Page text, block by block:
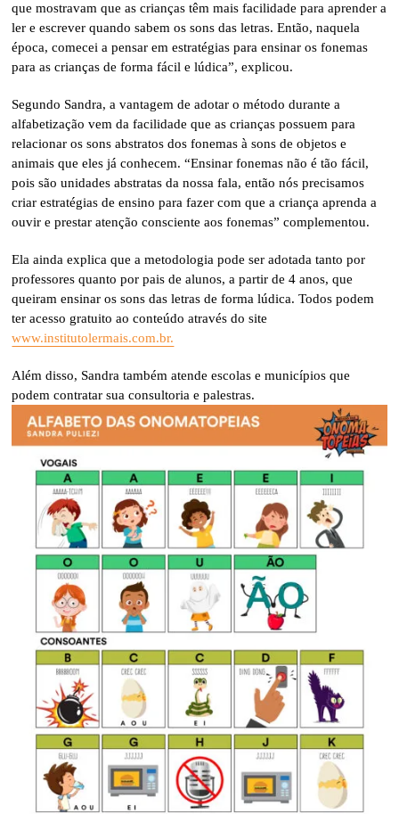
que mostravam que as crianças têm mais facilidade para aprender a
ler e escrever quando sabem os sons das letras. Então, naquela
época, comecei a pensar em estratégias para ensinar os fonemas
para as crianças de forma fácil e lúdica”, explicou.
Segundo Sandra, a vantagem de adotar o método durante a
alfabetização vem da facilidade que as crianças possuem para
relacionar os sons abstratos dos fonemas à sons de objetos e
animais que eles já conhecem. “Ensinar fonemas não é tão fácil,
pois são unidades abstratas da nossa fala, então nós precisamos
criar estratégias de ensino para fazer com que a criança aprenda a
ouvir e prestar atenção consciente aos fonemas” complementou.
Ela ainda explica que a metodologia pode ser adotada tanto por
professores quanto por pais de alunos, a partir de 4 anos, que
queiram ensinar os sons das letras de forma lúdica. Todos podem
ter acesso gratuito ao conteúdo através do site
www.institutolermais.com.br.
Além disso, Sandra também atende escolas e municípios que
podem contratar sua consultoria e palestras.